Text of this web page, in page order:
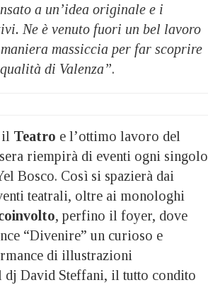
a un’idea originale e i
Ne è venuto fuori un bel lavoro
massiccia per far scoprire
di Valenza”.
Teatro e l’ottimo lavoro del
sera riempirà di eventi ogni singolo
Bosco. Così si spazierà dai
teatrali, oltre ai monologhi
, perfino il foyer, dove
“Divenire” un curioso e
di illustrazioni
dj David Steffani, il tutto condito